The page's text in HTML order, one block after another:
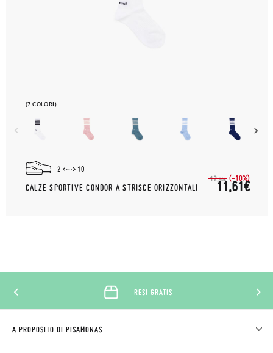
(7 COLORI)
2 10
CALZE SPORTIVE CONDOR A STRISCE ORIZZONTALI
12,90€ (-10%)
11,61€
RESI GRATIS
A PROPOSITO DI PISAMONAS